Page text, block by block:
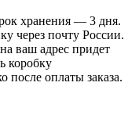
хранения — 3 дня.
через почту России.
ваш адрес придет
коробку
после оплаты заказа.